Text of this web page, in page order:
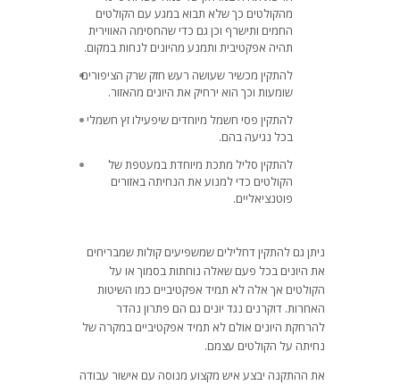
מהקולטים כך שלא תבוא במגע עם הקולטים
החמים ותישרף וכן גם כדי שהחסימה האווירית
תהיה אפקטיבית ותמנע מהיונים לנחות במקום.
להתקין מכשיר שעושה רעש חזק שרק הציפורים
שומעות וכך הוא ירחיק את היונים מהאזור.
להתקין פסי חשמל מיוחדים שיפעילו זץ חשמלי
בכל נגיעה בהם.
להתקין סליל מתכת מיוחדת במעטפת של
הקולטים כדי למנוע את הנחיתה באזורים
פוטנציאליים.
ניתן גם להתקין דחלילים שמשפיעים קולות שמבריחים
את היונים בכל פעם שאלה נוחתות בסמוך או על
הקולטים אך אלה לא תמיד אפקטיביים כמו השיטות
האחרות. דוקרנים נגד יונים גם הם פתרון נהדר
להרחקת היונים אולם לא תמיד אפקטיביים במקרה של
נחיתה על הקולטים עצמם.
את ההתקנה יבצע איש מקצוע מנוסה עם אישור עבודה